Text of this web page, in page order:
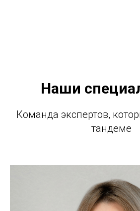
Наши
Команда экспертов,
тандеме